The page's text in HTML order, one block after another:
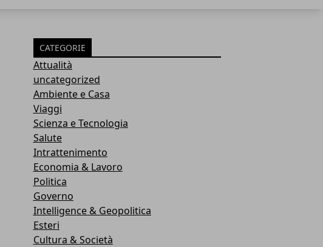
CATEGORIE
Attualità
uncategorized
Ambiente e Casa
Viaggi
Scienza e Tecnologia
Salute
Intrattenimento
Economia & Lavoro
Politica
Governo
Intelligence & Geopolitica
Esteri
Cultura & Società